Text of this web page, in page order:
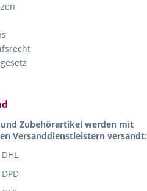
Zubehörartikel werden mit
Versanddienstleistern versandt:
DHL
DPD